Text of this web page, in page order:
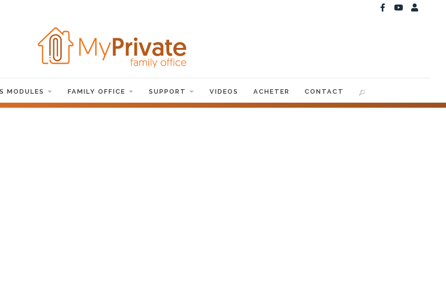
MODULES FAMILY OFFICE SUPPORT VIDEOS ACHETER CONTACT